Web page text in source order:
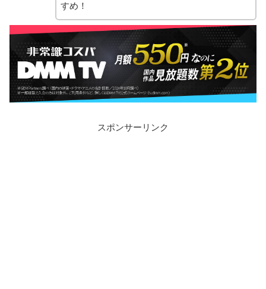
すめ！
スポンサーリンク